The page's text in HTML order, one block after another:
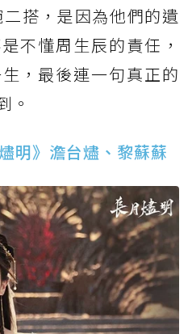
搭，是因為他們的遺
不懂周生辰的責任，
，最後連一句真正的
。
明》澹台燼、黎蘇蘇